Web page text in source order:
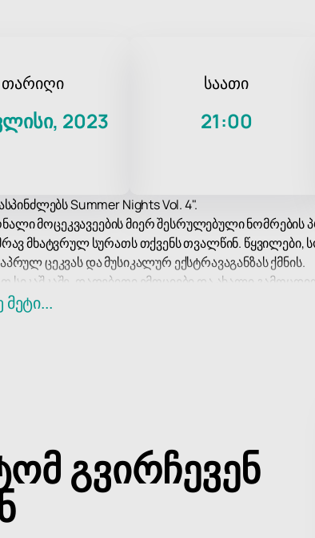
თარიღი
2023
საათი
21:00
Summer Nights Vol. 4".
მოცეკვავეების მიერ შესრულებული ნომრების
მხატვრულ სურათს თქვენს თვალწინ.
ცეკვას და მუსიკალურ ექსტრავაგანზას ქმნის.
სიკაშკაშე, დადებითი ემოციები და ახალი
რიტმზე საცეკვაოდ, ხმამაღლა დაუკრათ
მეტი...
გვირჩევენ